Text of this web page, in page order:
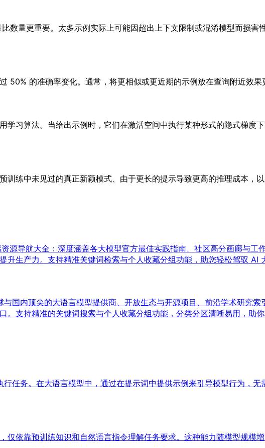
量更重要。太多示例实际上可能因超出上下文限制或混淆模型而损害
的准确率变化。通常，将更相似或更近期的示例放在查询附近效果
习算法。当给出示例时，它们在激活空间中执行某种形式的隐式梯度
练中未见过的真正新颖模式、由于更长的提示导致更高的推理成本，以
导航大全：深度涵盖各大模型官方最佳实践指南、社区高分画廊与工
生产力。支持精准关键词检索与个人收藏分组功能，助您轻松驾驭 AI
国内顶尖的大语言模型提供商、开放生态与开源项目、前沿学术研究
支持精准的关键词搜索与个人收藏分组功能，分类分区清晰易用，助你
任务。在大语言模型中，通过在提示词中提供示例来引导模型行为，
依靠预训练知识和自然语言指令理解任务要求。这种能力随模型规模